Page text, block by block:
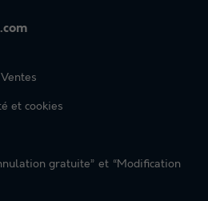
et cookies
gratuite” et “Modification